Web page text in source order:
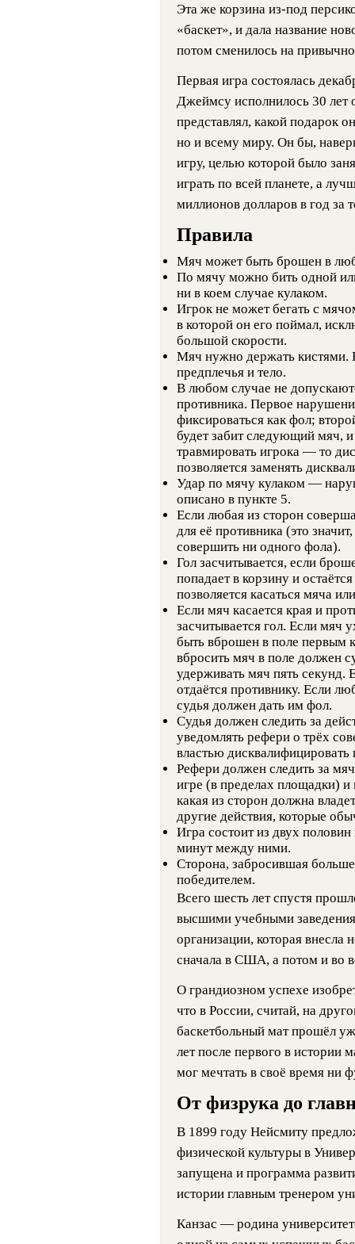
Эта же корзина из-под
«баскет», и дала название
потом сменилось на
Первая игра состоялась
Джеймсу исполнилось 30 лет
представлял, какой подарок
но и всему миру. Он бы,
игру, целью которой было
играть по всей планете, а
миллионов долларов в год за
Правила
Мяч может быть брошен в
По мячу можно бить одной
ни в коем случае кулаком.
Игрок не может бегать с
в которой он его поймал,
большой скорости.
Мяч нужно держать кистями.
предплечья и тело.
В любом случае не
противника. Первое
фиксироваться как фол;
будет забит следующий мяч,
травмировать игрока — то
позволяется заменять
Удар по мячу кулаком —
описано в пункте 5.
Если любая из сторон
для её противника (это
совершить ни одного фола).
Гол засчитывается, если
попадает в корзину и
позволяется касаться мяча
Если мяч касается края и
засчитывается гол. Если мяч
быть вброшен в поле первым
вбросить мяч в поле должен
удерживать мяч пять секунд.
отдаётся противнику. Если
судья должен дать им фол.
Судья должен следить за
уведомлять рефери о трёх
властью дисквалифицировать
Рефери должен следить за
игре (в пределах площадки) и
какая из сторон должна
другие действия, которые
Игра состоит из двух
минут между ними.
Сторона, забросившая
победителем.
Всего шесть лет спустя
высшими учебными
организации, которая внесла
сначала в США, а потом и во
О грандиозном успехе
что в России, считай, на
баскетбольный мат прошёл
лет после первого в истории
мог мечтать в своё время ни
От физрука до
В 1899 году Нейсмиту
физической культуры в
запущена и программа
истории главным тренером
Канзас — родина